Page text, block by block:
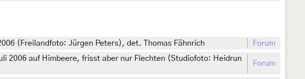
(Freilandfoto: Jürgen Peters), det. Thomas Fähnrich
Forum
2006 auf Himbeere, frisst aber nur Flechten (Studiofoto: Heidrun
Forum